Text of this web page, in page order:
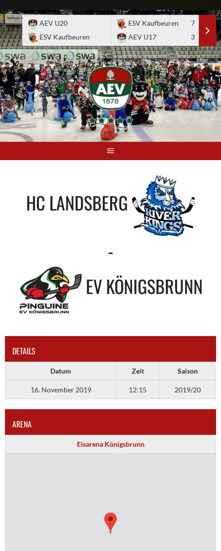
to
content
AEV U20
ESV Kaufbeuren
ESV Kaufbeuren
7
AEV U17
3
HC LANDSBERG
-
EV KÖNIGSBRUNN
DETAILS
Datum Zeit Saison
16. November 2019 12:15 2019/20
ARENA
Eisarena Königsbrunn